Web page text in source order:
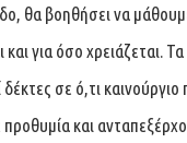
θα βοηθήσει να
και για όσο χρειάζεται. Τα
δέκτες σε ό,τι
και